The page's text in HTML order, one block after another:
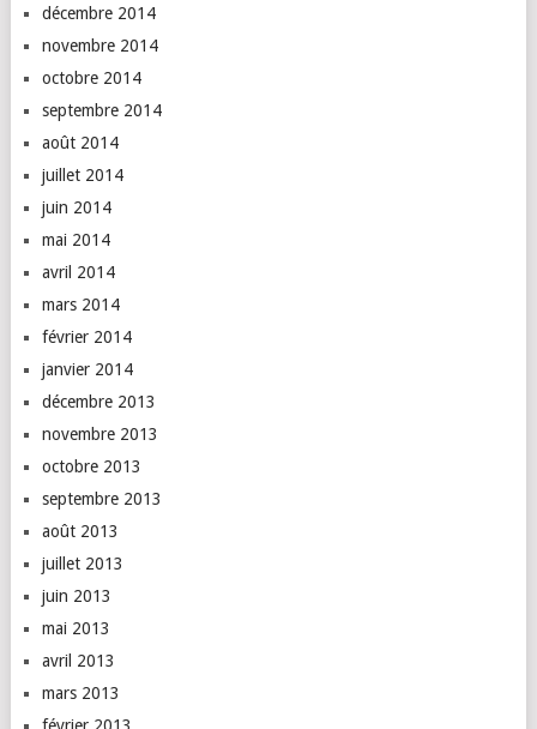
décembre 2014
novembre 2014
octobre 2014
septembre 2014
août 2014
juillet 2014
juin 2014
mai 2014
avril 2014
mars 2014
février 2014
janvier 2014
décembre 2013
novembre 2013
octobre 2013
septembre 2013
août 2013
juillet 2013
juin 2013
mai 2013
avril 2013
mars 2013